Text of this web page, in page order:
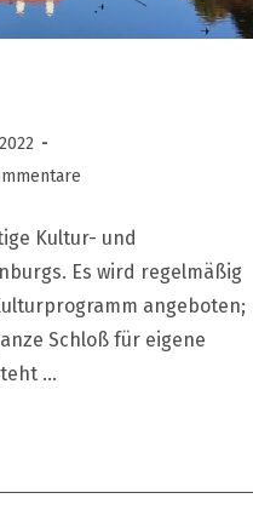
Kultur- und
Es wird regelmäßig
angeboten;
Schloß für eigene
...